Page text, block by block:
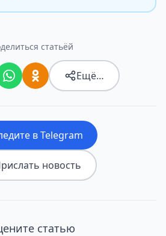
статьёй
Ещё…
в Telegram
новость
статью